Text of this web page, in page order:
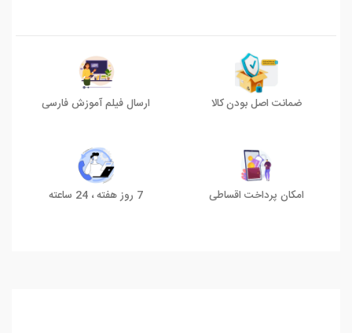
ضمانت اصل بودن کالا ارسال فیلم آموزش فارسی
امکان پرداخت اقساطی 7 روز هفته ، 24 ساعته